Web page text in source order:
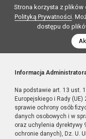
Strona korzysta z plików
Polityką Prywatności.
dostępu do
Informacja
Na podstawie art. 13 ust.
Europejskiego i Rady
sprawie ochrony osób
danych osobowych i w
oraz uchylenia dyrektywy
ochronie danych), Dz. U.